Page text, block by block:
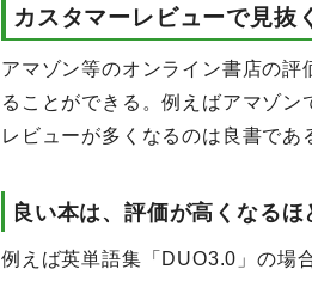
カスタマーレビューで見抜
アマゾン等のオンライン書店の
ることができる。例えばアマゾ
レビューが多くなるのは良書であ
良い本は、評価が高くなる
例えば英単語集「DUO3.0」の場